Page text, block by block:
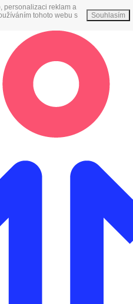
personalizaci reklam a
tohoto webu s
Souhlasím